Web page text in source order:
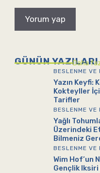
GÜNÜN YAZILARI
Daha
BESLENME VE
Yazın Keyfi:
Kokteyller
Tarifler
BESLENME VE
Yağlı
Üzerindeki
Bilmeniz
BESLENME VE
Wim Hof’un
Gençlik